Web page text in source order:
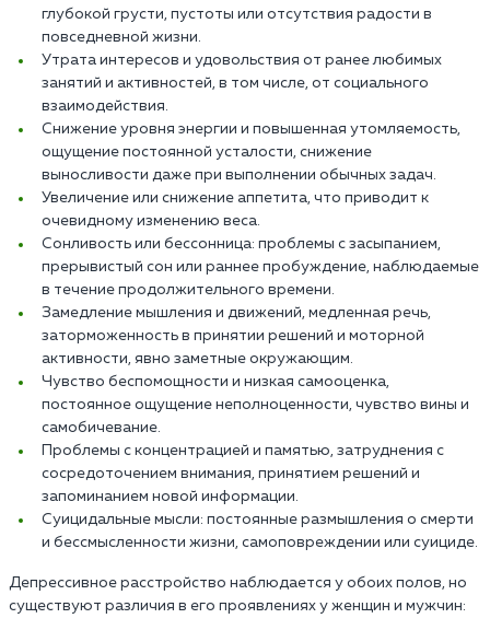
глубокой грусти, пустоты или отсутствия радости в
повседневной жизни.
Утрата интересов и удовольствия от ранее любимых
занятий и активностей, в том числе, от социального
взаимодействия.
Снижение уровня энергии и повышенная утомляемость,
ощущение постоянной усталости, снижение
выносливости даже при выполнении обычных задач.
Увеличение или снижение аппетита, что приводит к
очевидному изменению веса.
Сонливость или бессонница: проблемы с засыпанием,
прерывистый сон или раннее пробуждение, наблюдаемые
в течение продолжительного времени.
Замедление мышления и движений, медленная речь,
заторможенность в принятии решений и моторной
активности, явно заметные окружающим.
Чувство беспомощности и низкая самооценка,
постоянное ощущение неполноценности, чувство вины и
самобичевание.
Проблемы с концентрацией и памятью, затруднения с
сосредоточением внимания, принятием решений и
запоминанием новой информации.
Суицидальные мысли: постоянные размышления о смерти
и бессмысленности жизни, самоповреждении или суициде.
Депрессивное расстройство наблюдается у обоих полов, но
существуют различия в его проявлениях у женщин и мужчин: